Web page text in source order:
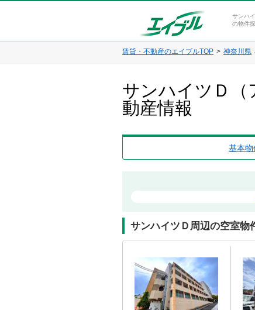
サンハ
の物件
賃貸・不動産のエイブルTOP 神奈川県
サンハイツＤ（
動産情報
基本物
サンハイツＤ周辺の空室物